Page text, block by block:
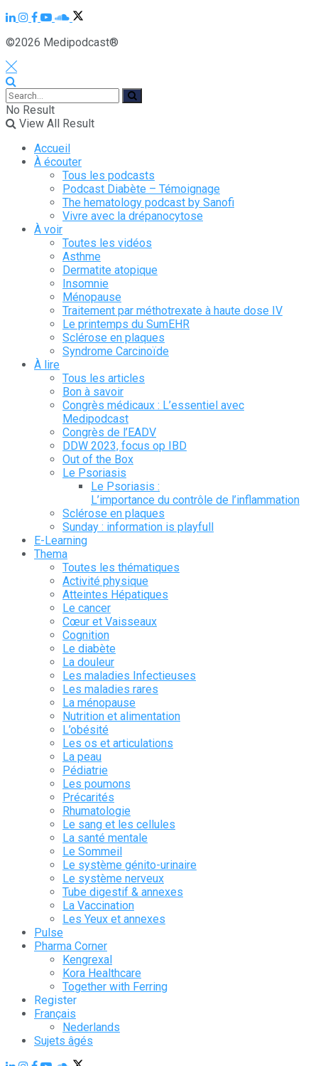
©2026 Medipodcast®
No Result
View All Result
Accueil
À écouter
Tous les podcasts
Podcast Diabète – Témoignage
The hematology podcast by Sanofi
Vivre avec la drépanocytose
À voir
Toutes les vidéos
Asthme
Dermatite atopique
Insomnie
Ménopause
Traitement par méthotrexate à haute dose IV
Le printemps du SumEHR
Sclérose en plaques
Syndrome Carcinoïde
À lire
Tous les articles
Bon à savoir
Congrès médicaux : L’essentiel avec
Medipodcast
Congrès de l’EADV
DDW 2023, focus op IBD
Out of the Box
Le Psoriasis
Le Psoriasis :
L’importance du contrôle de l’inflammation
Sclérose en plaques
Sunday : information is playfull
E-Learning
Thema
Toutes les thématiques
Activité physique
Atteintes Hépatiques
Le cancer
Cœur et Vaisseaux
Cognition
Le diabète
La douleur
Les maladies Infectieuses
Les maladies rares
La ménopause
Nutrition et alimentation
L’obésité
Les os et articulations
La peau
Pédiatrie
Les poumons
Précarités
Rhumatologie
Le sang et les cellules
La santé mentale
Le Sommeil
Le système génito-urinaire
Le système nerveux
Tube digestif & annexes
La Vaccination
Les Yeux et annexes
Pulse
Pharma Corner
Kengrexal
Kora Healthcare
Together with Ferring
Register
Français
Nederlands
Sujets âgés